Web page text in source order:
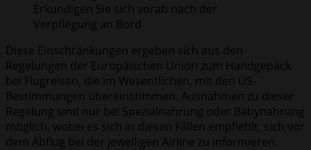
Erkundigen Sie sich vorab nach der
Verpflegung an Bord
Diese Einschränkungen ergeben sich aus den
Regelungen der Europäischen Union zum Handgepäck
bei Flugreisen, die im Wesentlichen, mit den US-
Bestimmungen übereinstimmen. Ausnahmen zu dieser
Regelung sind nur bei Spezialnahrung oder Babynahrung
möglich, wobei es sich in diesen Fällen empfiehlt, sich vor
dem Abflug bei der jeweiligen Airline zu informieren.